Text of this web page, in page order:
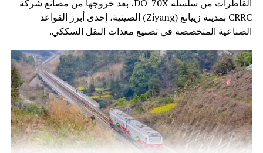
القاطرات من سلسلة DO-70X، بعد خروجها من مصانع شركة
CRRC بمدينة زييانغ (Ziyang) الصينية، إحدى أبرز القواعد
الصناعية المتخصصة في تصنيع معدات النقل السككي.